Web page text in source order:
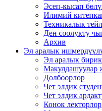
Эсеп-кысап
Илимий
Техникалык
Ден соолукту
Архив
Эл аралык
Эл аралык
Макулдашуулар
Долбоорлор
Чет элдик
Чет элдик
Конок лекторлор